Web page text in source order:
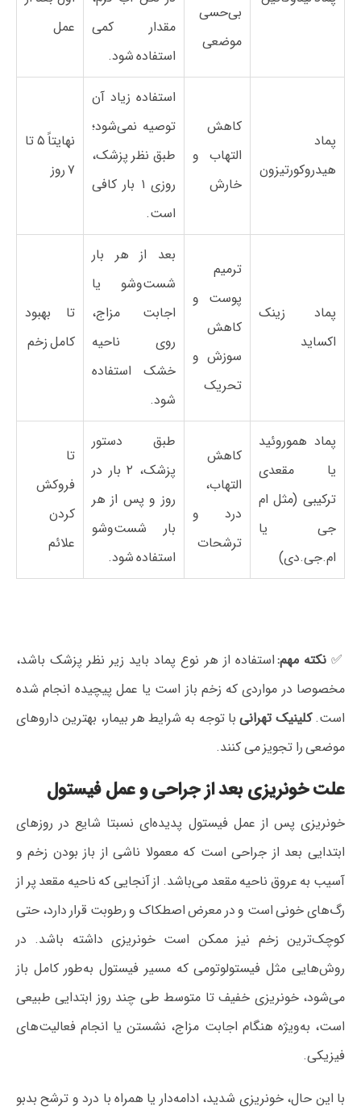
بی‌حسی
موضعی
مقدار کمی
استفاده شود.
عمل
پماد
هیدروکورتیزون
کاهش
التهاب و
خارش
استفاده زیاد آن
توصیه نمی‌شود؛
طبق نظر پزشک،
روزی ۱ بار کافی
است.
نهایتاً ۵ تا
۷ روز
پماد زینک
اکساید
ترمیم
پوست و
کاهش
سوزش و
تحریک
بعد از هر بار
شست‌وشو یا
اجابت مزاج،
روی ناحیه
خشک استفاده
شود.
تا بهبود
کامل زخم
پماد هموروئید
یا مقعدی
ترکیبی (مثل ام
جی یا
ام.جی.دی)
کاهش
التهاب،
درد و
ترشحات
طبق دستور
پزشک، ۲ بار در
روز و پس از هر
بار شست‌وشو
استفاده شود.
تا
فروکش
کردن
علائم
✅ نکته مهم:استفاده از هر نوع پماد باید زیر نظر پزشک باشد،
مخصوصا در مواردی که زخم باز است یا عمل پیچیده انجام شده
است.کلینیک تهرانیبا توجه به شرایط هر بیمار، بهترین داروهای
موضعی را تجویز می‌ کنند.
علت خونریزی بعد از جراحی و عمل فیستول
خونریزی پس از عمل فیستول پدیده‌ای نسبتا شایع در روزهای
ابتدایی بعد از جراحی است که معمولا ناشی از باز بودن زخم و
آسیب به عروق ناحیه مقعد می‌باشد. از آنجایی که ناحیه مقعد پر از
رگ‌های خونی است و در معرض اصطکاک و رطوبت قرار دارد، حتی
کوچک‌ترین زخم نیز ممکن است خونریزی داشته باشد. در
روش‌هایی مثل فیستولوتومی که مسیر فیستول به‌طور کامل باز
می‌شود، خونریزی خفیف تا متوسط طی چند روز ابتدایی طبیعی
است، به‌ویژه هنگام اجابت مزاج، نشستن یا انجام فعالیت‌های
فیزیکی.
با این حال، خونریزی شدید، ادامه‌دار یا همراه با درد و ترشح بدبو